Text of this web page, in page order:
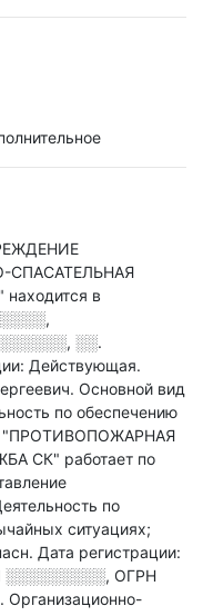
в
░░.
Действующая.
Основной вид
по обеспечению
"ПРОТИВОПОЖАРНАЯ
СК" работает по
по
ситуациях;
. Дата регистрации:
░░░░░░░░░, ОГРН
Организационно-